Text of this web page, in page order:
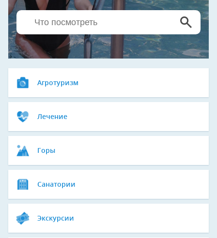
Агротуризм
Лечение
Горы
Санатории
Экскурсии